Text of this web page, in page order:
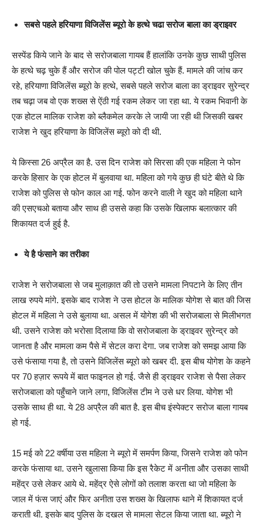
सबसे पहले हरियाणा विजिलेंस ब्यूरो के हत्थे चढा सरोज बाला का ड्राइवर
सस्पेंड किये जाने के बाद से सरोजबाला गायब हैं हालांकि उनके कुछ साथी पुलिस
के हत्थे चढ़ चुके हैं और सरोज की पोल पट्टी खोल चुके हैं. मामले की जांच कर
रहे, हरियाणा विजिलेंस ब्यूरो के हत्थे, सबसे पहले सरोज बाला का ड्राइवर सुरेन्द्र
तब चढ़ा जब वो एक शख्स से ऐंठी गई रकम लेकर जा रहा था. ये रकम भिवानी के
एक होटल मालिक राजेश को ब्लैकमेल करके ले जायी जा रही थी जिसकी खबर
राजेश ने खुद हरियाणा के विजिलेंस ब्यूरो को दी थी.
ये किस्सा 26 अप्रैल का है. उस दिन राजेश को सिरसा की एक महिला ने फोन
करके हिसार के एक होटल में बुलवाया था. महिला को गये कुछ ही घंटे बीते थे कि
राजेश को पुलिस से फोन काल आ गई. फोन करने वाली ने खुद को महिला थाने
की एसएचओ बताया और साथ ही उससे कहा कि उसके खिलाफ बलात्कार की
शिकायत दर्ज हुई है.
ये है फंसाने का तरीका
राजेश ने सरोजबाला से जब मुलाक़ात की तो उसने मामला निपटाने के लिए तीन
लाख रुपये मांगे. इसके बाद राजेश ने उस होटल के मालिक योगेश से बात की जिस
होटल में महिला ने उसे बुलाया था. असल में योगेश की भी सरोजबाला से मिलीभगत
थी. उसने राजेश को भरोसा दिलाया कि वो सरोजबाला के ड्राइवर सुरेन्द्र को
जानता है और मामला कम पैसे में सेटल करा देगा. जब राजेश को समझ आया कि
उसे फंसाया गया है, तो उसने विजिलेंस ब्यूरो को खबर दी. इस बीच योगेश के कहने
पर 70 हज़ार रूपये में बात फाइनल हो गई. जैसे ही ड्राइवर राजेश से पैसा लेकर
सरोजबाला को पहुँचाने जाने लगा, विजिलेंस टीम ने उसे धर लिया. योगेश भी
उसके साथ ही था. ये 28 अप्रैल की बात है. इस बीच इंस्पेक्टर सरोज बाला गायब
हो गई.
15 मई को 22 वर्षीया उस महिला ने ब्यूरो में समर्पण किया, जिसने राजेश को फोन
करके फंसाया था. उसने खुलासा किया कि इस रैकेट में अनीता और उसका साथी
महेंद्र उसे लेकर आये थे. महेंद्र ऐसे लोगों को तलाश करता था जो महिला के
जाल में फंस जाएं और फिर अनीता उस शख्स के खिलाफ थाने में शिकायत दर्ज
कराती थी. इसके बाद पुलिस के दखल से मामला सेटल किया जाता था. ब्यूरो ने